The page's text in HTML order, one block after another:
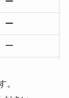
ー
ー
。